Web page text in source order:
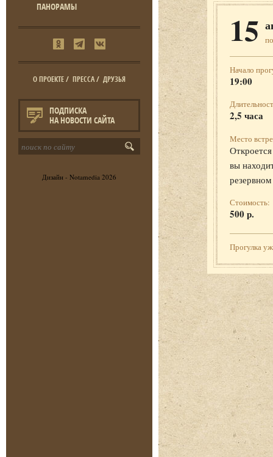
ПАНОРАМЫ
О ПРОЕКТЕ/ ПРЕССА/ ДРУЗЬЯ
ПОДПИСКА
НА НОВОСТИ САЙТА
Дизайн - Notamedia 2026
15
Начало
19:00
2,5 часа
Место
вы
Стоимость:
500 р.
Прогулка